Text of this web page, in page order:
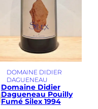
DOMAINE DIDIER
DAGUENEAU
Domaine Didier
Dagueneau Pouilly
Fumé Silex 1994